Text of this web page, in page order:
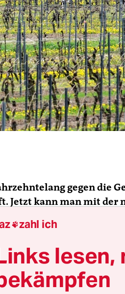
gegen die
Jetzt kann man mit der
als mit den
zur Gentechnik
Potenzial. Sie hat aber
falsch verwendet
zahl ich
lesen,